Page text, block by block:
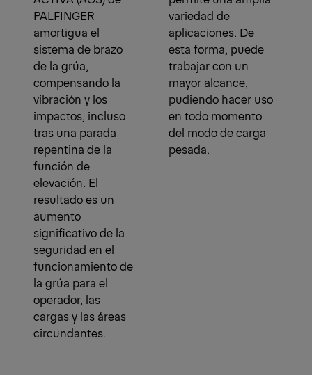
PALFINGER
amortigua el
sistema de brazo
de la grúa,
compensando la
vibración y los
impactos, incluso
tras una parada
repentina de la
función de
elevación. El
resultado es un
aumento
significativo de la
seguridad en el
funcionamiento de
la grúa para el
operador, las
cargas y las áreas
circundantes.
variedad de
aplicaciones. De
esta forma, puede
trabajar con un
mayor alcance,
pudiendo hacer uso
en todo momento
del modo de carga
pesada.